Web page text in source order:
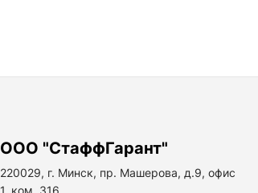
ООО "СтаффГарант"
220029, г. Минск, пр. Машерова, д.9, офис
1, ком. 316